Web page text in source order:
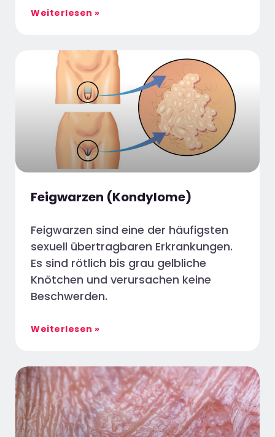
Weiterlesen »
Feigwarzen (Kondylome)
Feigwarzen sind eine der häufigsten
sexuell übertragbaren Erkrankungen.
Es sind rötlich bis grau gelbliche
Knötchen und verursachen keine
Beschwerden.
Weiterlesen »